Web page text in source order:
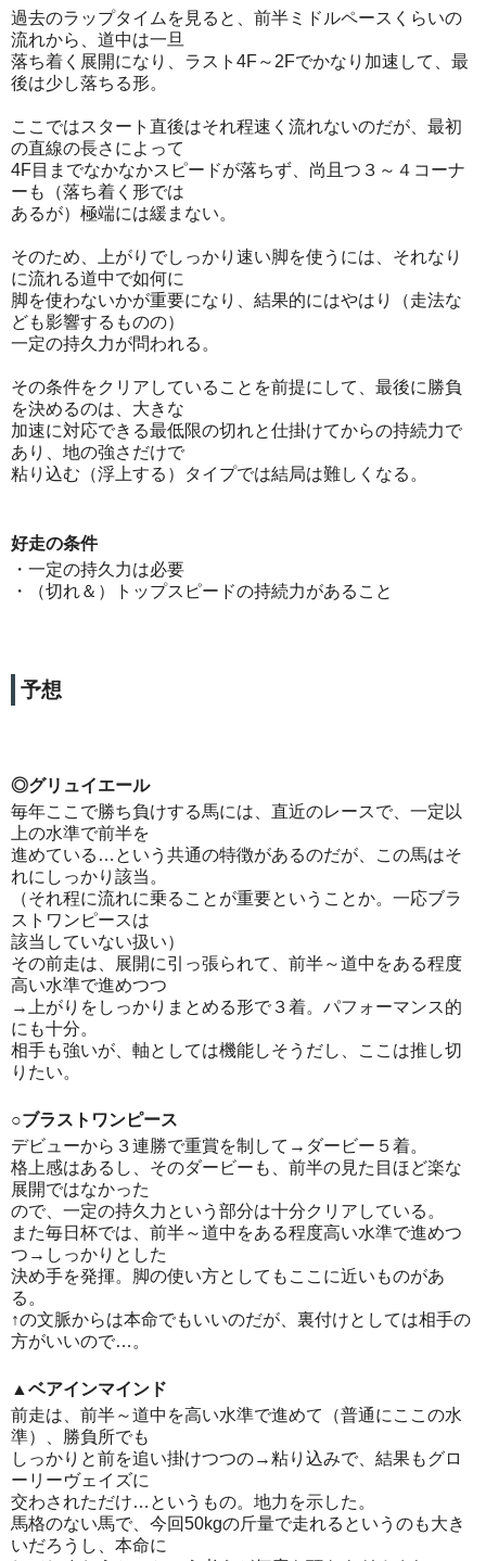
過去のラップタイムを見ると、前半ミドルペースくらいの
流れから、道中は一旦
落ち着く展開になり、ラスト4F～2Fでかなり加速して、最
後は少し落ちる形。
ここではスタート直後はそれ程速く流れないのだが、最初
の直線の長さによって
4F目までなかなかスピードが落ちず、尚且つ３～４コーナ
ーも（落ち着く形では
あるが）極端には緩まない。
そのため、上がりでしっかり速い脚を使うには、それなり
に流れる道中で如何に
脚を使わないかが重要になり、結果的にはやはり（走法な
ども影響するものの）
一定の持久力が問われる。
その条件をクリアしていることを前提にして、最後に勝負
を決めるのは、大きな
加速に対応できる最低限の切れと仕掛けてからの持続力で
あり、地の強さだけで
粘り込む（浮上する）タイプでは結局は難しくなる。
好走の条件
・一定の持久力は必要
・（切れ＆）トップスピードの持続力があること
予想
◎グリュイエール
毎年ここで勝ち負けする馬には、直近のレースで、一定以
上の水準で前半を
進めている…という共通の特徴があるのだが、この馬はそ
れにしっかり該当。
（それ程に流れに乗ることが重要ということか。一応ブラ
ストワンピースは
該当していない扱い）
その前走は、展開に引っ張られて、前半～道中をある程度
高い水準で進めつつ
→上がりをしっかりまとめる形で３着。パフォーマンス的
にも十分。
相手も強いが、軸としては機能しそうだし、ここは推し切
りたい。
○ブラストワンピース
デビューから３連勝で重賞を制して→ダービー５着。
格上感はあるし、そのダービーも、前半の見た目ほど楽な
展開ではなかった
ので、一定の持久力という部分は十分クリアしている。
また毎日杯では、前半～道中をある程度高い水準で進めつ
つ→しっかりとした
決め手を発揮。脚の使い方としてもここに近いものがあ
る。
↑の文脈からは本命でもいいのだが、裏付けとしては相手の
方がいいので…。
▲ベアインマインド
前走は、前半～道中を高い水準で進めて（普通にここの水
準）、勝負所でも
しっかりと前を追い掛けつつの→粘り込みで、結果もグロ
ーリーヴェイズに
交わされただけ…というもの。地力を示した。
馬格のない馬で、今回50kgの斤量で走れるというのも大き
いだろうし、本命に